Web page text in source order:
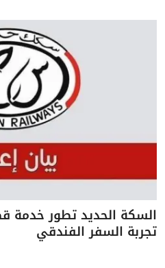
السكة الحديد تطور خدمة
تجربة السفر الفندقي